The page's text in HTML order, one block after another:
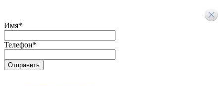
Имя*
Телефон*